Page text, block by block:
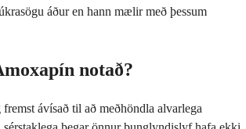
áður en hann mælir með þessum
notað?
ávísað til að meðhöndla alvarlega